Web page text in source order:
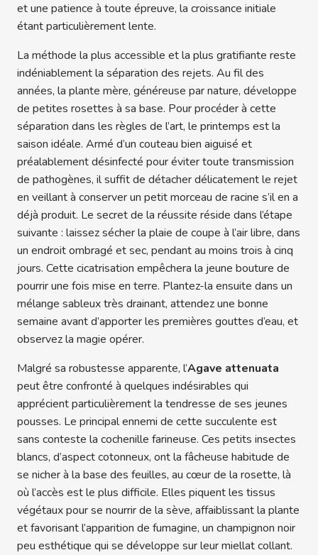
et une patience à toute épreuve, la croissance initiale
étant particulièrement lente.
La méthode la plus accessible et la plus gratifiante reste
indéniablement la séparation des rejets. Au fil des
années, la plante mère, généreuse par nature, développe
de petites rosettes à sa base. Pour procéder à cette
séparation dans les règles de l’art, le printemps est la
saison idéale. Armé d’un couteau bien aiguisé et
préalablement désinfecté pour éviter toute transmission
de pathogènes, il suffit de détacher délicatement le rejet
en veillant à conserver un petit morceau de racine s’il en a
déjà produit. Le secret de la réussite réside dans l’étape
suivante : laissez sécher la plaie de coupe à l’air libre, dans
un endroit ombragé et sec, pendant au moins trois à cinq
jours. Cette cicatrisation empêchera la jeune bouture de
pourrir une fois mise en terre. Plantez-la ensuite dans un
mélange sableux très drainant, attendez une bonne
semaine avant d’apporter les premières gouttes d’eau, et
observez la magie opérer.
Malgré sa robustesse apparente, l’Agave attenuata
peut être confronté à quelques indésirables qui
apprécient particulièrement la tendresse de ses jeunes
pousses. Le principal ennemi de cette succulente est
sans conteste la cochenille farineuse. Ces petits insectes
blancs, d’aspect cotonneux, ont la fâcheuse habitude de
se nicher à la base des feuilles, au cœur de la rosette, là
où l’accès est le plus difficile. Elles piquent les tissus
végétaux pour se nourrir de la sève, affaiblissant la plante
et favorisant l’apparition de fumagine, un champignon noir
peu esthétique qui se développe sur leur miellat collant.